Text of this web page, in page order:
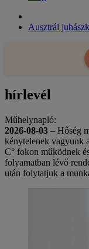
Ausztrál
hírlevél
Műhelynapló:
2026-08-03 – Hőség
kénytelenek vagyunk
C° fokon működnek
folyamatban lévő
után folytatjuk a